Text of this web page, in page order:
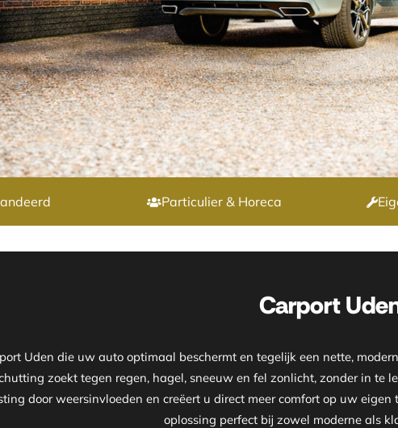
Particulier & Horeca
Onze
Carport
Uden die uw auto optimaal beschermt en tegelijk een nette,
zoekt tegen regen, hagel, sneeuw en fel zonlicht, zonder in
door weersinvloeden en creëert u direct meer comfort op uw
oplossing perfect bij zowel moderne als